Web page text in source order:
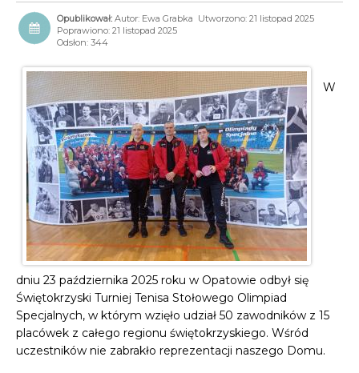
Autor: Ewa Grabka Utworzono: 21 listopad 2025
Poprawiono: 21 listopad 2025
Odsłon: 344
W
dniu 23 października 2025 roku w Opatowie odbył się
Świętokrzyski Turniej Tenisa Stołowego Olimpiad
Specjalnych, w którym wzięło udział 50 zawodników z 15
placówek z całego regionu świętokrzyskiego. Wśród
uczestników nie zabrakło reprezentacji naszego Domu.